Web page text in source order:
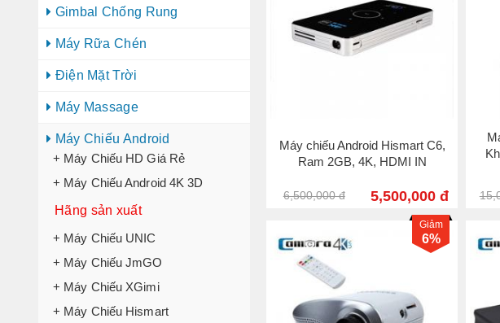
Gimbal Chống Rung
Máy Rữa Chén
Điện Mặt Trời
Máy Massage
Máy Chiếu Android
+ Máy Chiếu HD Giá Rẻ
+ Máy Chiếu Android 4K 3D
Hãng sản xuất
+ Máy Chiếu UNIC
+ Máy Chiếu JmGO
+ Máy Chiếu XGimi
+ Máy Chiếu Hismart
Máy chiếu Android Hismart C6,
Ram 2GB, 4K, HDMI IN
6,500,000 đ 5,500,000 đ
Giảm
6%